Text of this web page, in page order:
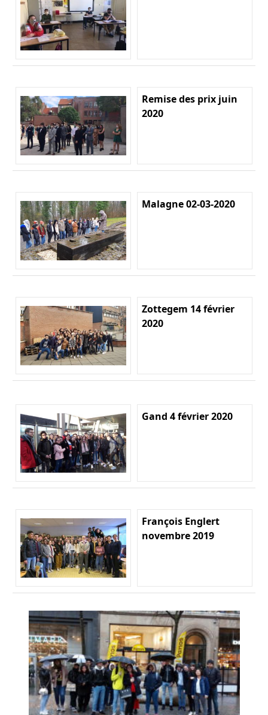
Remise des prix juin
2020
Malagne 02-03-2020
Zottegem 14 février
2020
Gand 4 février 2020
François Englert
novembre 2019